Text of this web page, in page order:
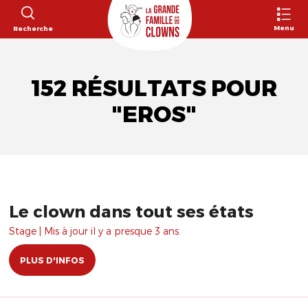
Recherche Menu
152 RÉSULTATS POUR
"EROS"
Le clown dans tout ses états
Stage | Mis à jour il y a presque 3 ans.
PLUS D'INFOS